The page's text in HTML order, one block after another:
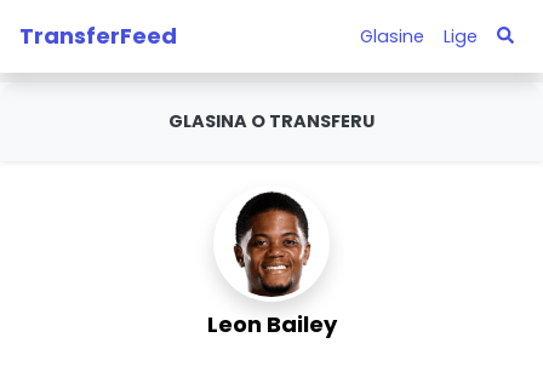
TransferFeed Glasine Lige
GLASINA O TRANSFERU
Leon Bailey